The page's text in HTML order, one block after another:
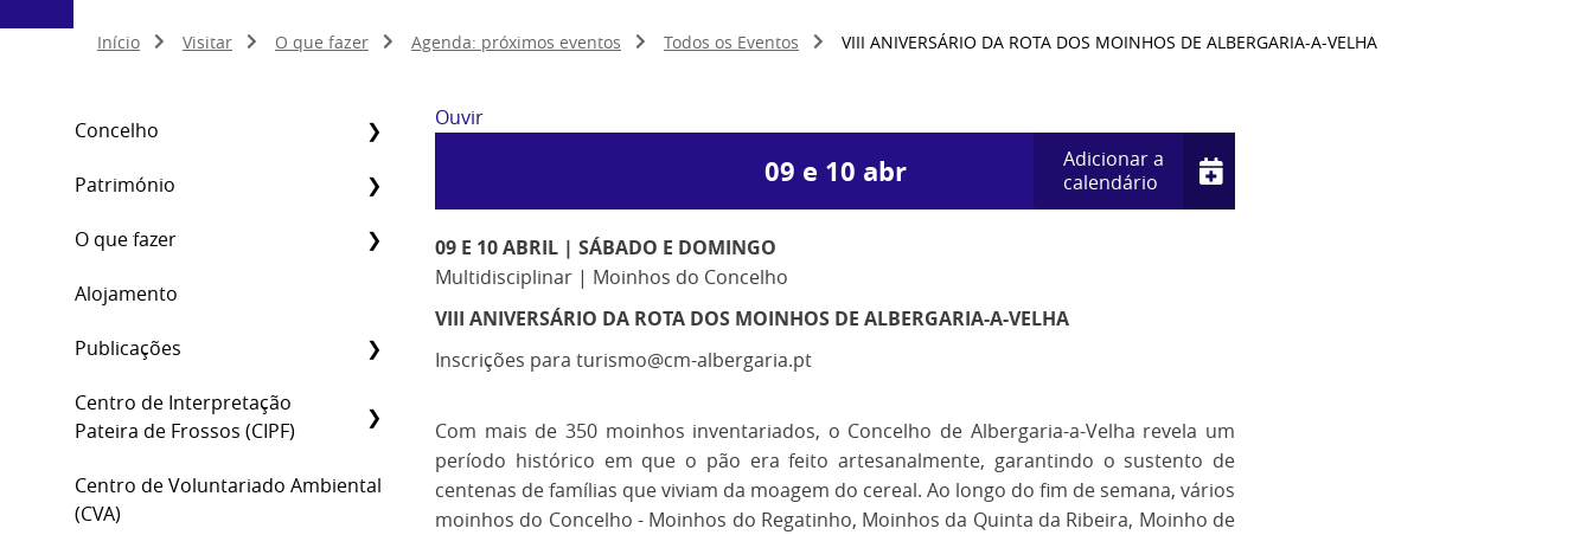
Início Visitar O que fazer Agenda: próximos eventos Todos os Eventos VIII ANIVERSÁRIO DA ROTA DOS MOINHOS DE ALBERGARIA-A-VELHA
Concelho
Património
O que fazer
Alojamento
Publicações
Centro de Interpretação
Pateira de Frossos (CIPF)
Centro de Voluntariado Ambiental
(CVA)
Ouvir
09 e 10 abr
Adicionar a
calendário
09 E 10 ABRIL | SÁBADO E DOMINGO
Multidisciplinar | Moinhos do Concelho
VIII ANIVERSÁRIO DA ROTA DOS MOINHOS DE ALBERGARIA-A-VELHA
Inscrições para turismo@cm-albergaria.pt
Com mais de 350 moinhos inventariados, o Concelho de Albergaria-a-Velha revela um
período histórico em que o pão era feito artesanalmente, garantindo o sustento de
centenas de famílias que viviam da moagem do cereal. Ao longo do fim de semana, vários
moinhos do Concelho - Moinhos do Regatinho, Moinhos da Quinta da Ribeira, Moinho de